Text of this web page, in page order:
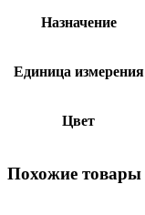
Назначение
Единица измерения
Цвет
Похожие товары